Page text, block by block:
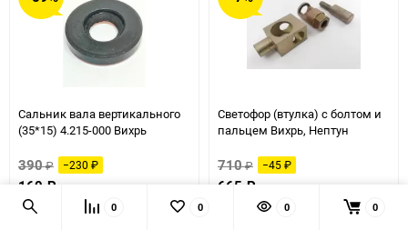
Сальник вала вертикального
(35*15) 4.215-000 Вихрь
390₽ −230 ₽
160 ₽
Артикул: MT7131
Светофор (втулка) с болтом и
пальцем Вихрь, Нептун
710₽ −45₽
665 ₽
Артикул: MT5849
0 0 0 0